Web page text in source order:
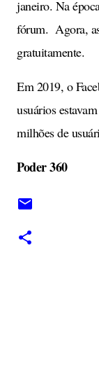
janeiro. Na
fórum. Agora,
gratuitamente.
Em 2019, o
usuários
milhões de
Poder 360